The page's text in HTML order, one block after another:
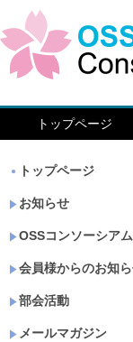
トップページ
トップページ
お知らせ
OSSコンソーシア
会員様からのお知
部会活動
メールマガジン